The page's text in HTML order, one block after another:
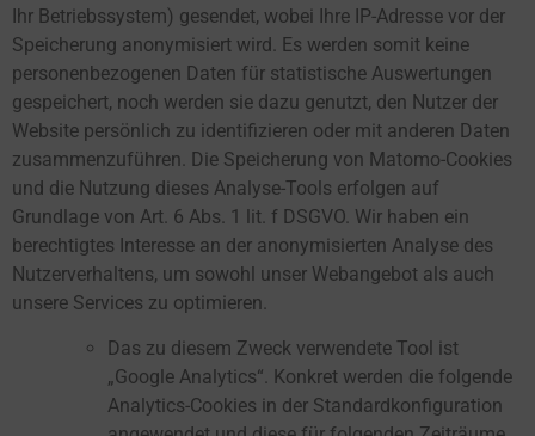
Ihr Betriebssystem) gesendet, wobei Ihre IP-Adresse vor der
Speicherung anonymisiert wird. Es werden somit keine
personenbezogenen Daten für statistische Auswertungen
gespeichert, noch werden sie dazu genutzt, den Nutzer der
Website persönlich zu identifizieren oder mit anderen Daten
zusammenzuführen. Die Speicherung von Matomo-Cookies
und die Nutzung dieses Analyse-Tools erfolgen auf
Grundlage von Art. 6 Abs. 1 lit. f DSGVO. Wir haben ein
berechtigtes Interesse an der anonymisierten Analyse des
Nutzerverhaltens, um sowohl unser Webangebot als auch
unsere Services zu optimieren.
Das zu diesem Zweck verwendete Tool ist
„Google Analytics“. Konkret werden die folgende
Analytics-Cookies in der Standardkonfiguration